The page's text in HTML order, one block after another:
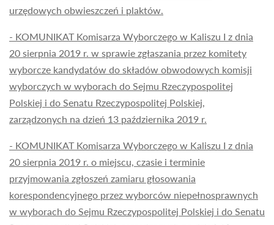
urzędowych obwieszczeń i plaktów.
- KOMUNIKAT Komisarza Wyborczego w Kaliszu I z dnia
20 sierpnia 2019 r. w sprawie zgłaszania przez komitety
wyborcze kandydatów do składów obwodowych komisji
wyborczych w wyborach do Sejmu Rzeczypospolitej
Polskiej i do Senatu Rzeczypospolitej Polskiej,
zarządzonych na dzień 13 października 2019 r.
- KOMUNIKAT Komisarza Wyborczego w Kaliszu I z dnia
20 sierpnia 2019 r. o miejscu, czasie i terminie
przyjmowania zgłoszeń zamiaru głosowania
korespondencyjnego przez wyborców niepełnosprawnych
w wyborach do Sejmu Rzeczypospolitej Polskiej i do Senatu